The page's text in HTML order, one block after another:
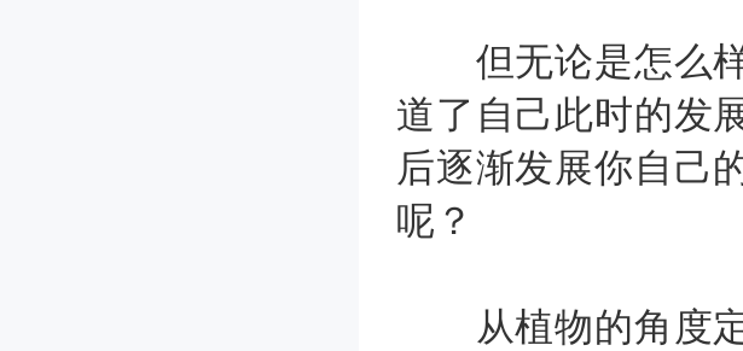
但无论是怎么样
道了自己此时的发
后逐渐发展你自己
呢？
从植物的角度定